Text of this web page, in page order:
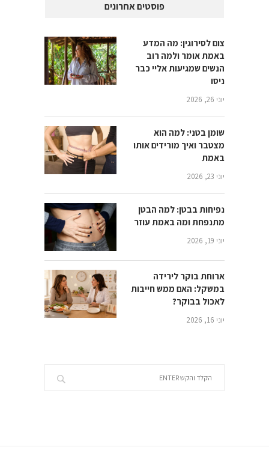
פוסטים אחרונים
צום לסירוגין: מה המדע
באמת אומר ולמה רוב
הנשים שמגיעות אליי כבר
ניסו
יוני 26, 2026
שומן בטני: למה הוא
מצטבר ואיך מורידים אותו
באמת
יוני 23, 2026
נפיחות בבטן: למה הבטן
מתנפחת ומה באמת עוזר
יוני 19, 2026
ארוחת בוקר לירידה
במשקל: האם ממש חייבות
לאכול בבוקר?
יוני 16, 2026